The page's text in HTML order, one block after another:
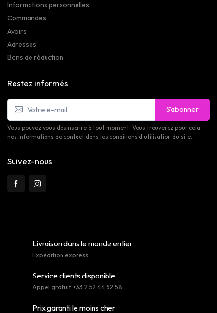
Informations personnelles
Commandes
Avoirs
Adresses
Bons de réduction
Restez informés
S’abonner
Vous pouvez vous désinscrire à tout moment. Vous trouverez pour cela
nos informations de contact dans les conditions d'utilisation du site.
Suivez-nous
Livraison dans le monde entier
Expédition express
Service clients disponible
Appel gratuit +33 2 52 44 52 58
Prix garanti le moins cher